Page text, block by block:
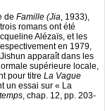
de Famille (Jia, 1933),
romans ont été
Alézaïs, et les
en 1979,
apparaît dans les
supérieure locale,
pour titre La Vague
un essai sur « La
, chap. 12, pp. 203-